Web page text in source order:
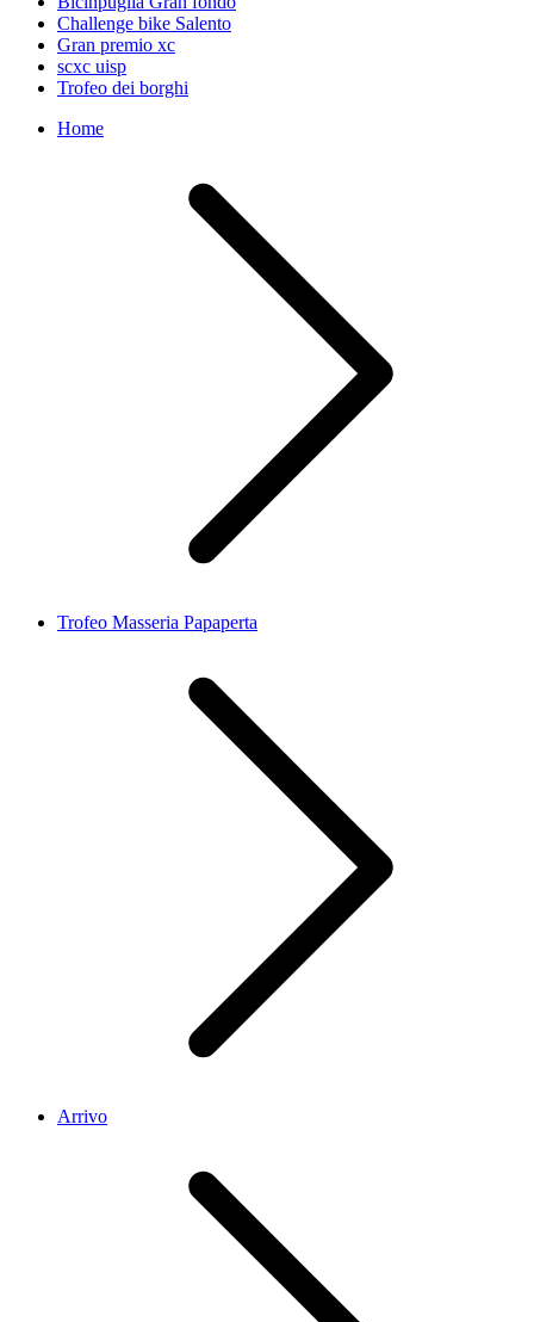
Challenge bike Salento
Gran premio xc
scxc uisp
Trofeo dei borghi
Home
Trofeo Masseria Papaperta
Arrivo